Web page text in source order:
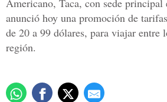
Americano, Taca, con sede principal
anunció hoy una promoción de
de 20 a 99 dólares, para viajar entre
región.